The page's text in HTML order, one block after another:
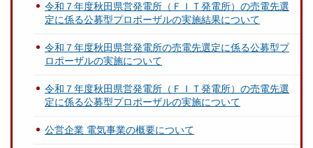
令和７年度秋田県営発電所（ＦＩＴ発電所）の売電先選
定に係る公募型プロポーザルの実施結果について
令和７年度秋田県営発電所の売電先選定に係る公募型プ
ロポーザルの実施について
令和７年度秋田県営発電所（ＦＩＴ発電所）の売電先選
定に係る公募型プロポーザルの実施について
公営企業 電気事業の概要について